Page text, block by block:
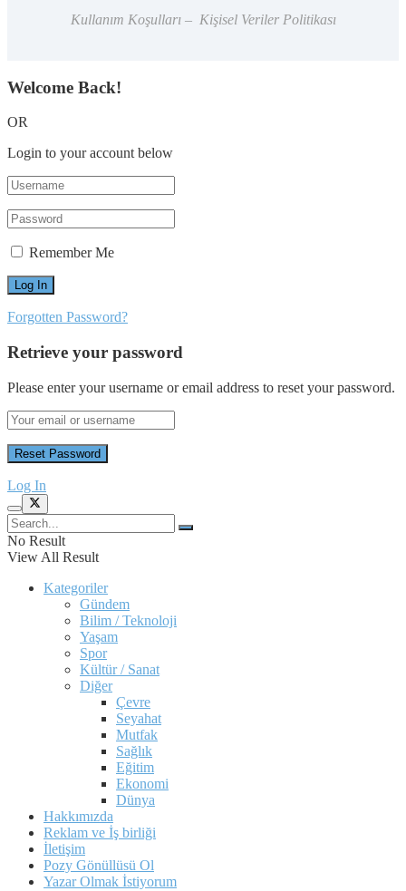
Kullanım Koşulları – Kişisel Veriler Politikası
Welcome Back!
OR
Login to your account below
Remember Me
Forgotten Password?
Retrieve your password
Please enter your username or email address to reset your password.
Log In
No Result
View All Result
Kategoriler
Gündem
Bilim / Teknoloji
Yaşam
Spor
Kültür / Sanat
Diğer
Çevre
Seyahat
Mutfak
Sağlık
Eğitim
Ekonomi
Dünya
Hakkımızda
Reklam ve İş birliği
İletişim
Pozy Gönüllüsü Ol
Yazar Olmak İstiyorum